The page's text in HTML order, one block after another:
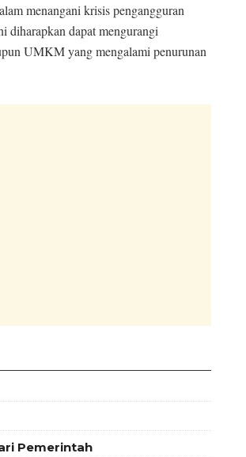
menangani krisis pengangguran
diharapkan dapat mengurangi
UMKM yang mengalami penurunan
Pemerintah